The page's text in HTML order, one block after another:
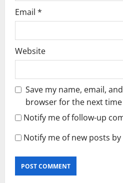
Email *
Website
Save my name, email,
browser for the next
Notify me of follow-up
Notify me of new posts by